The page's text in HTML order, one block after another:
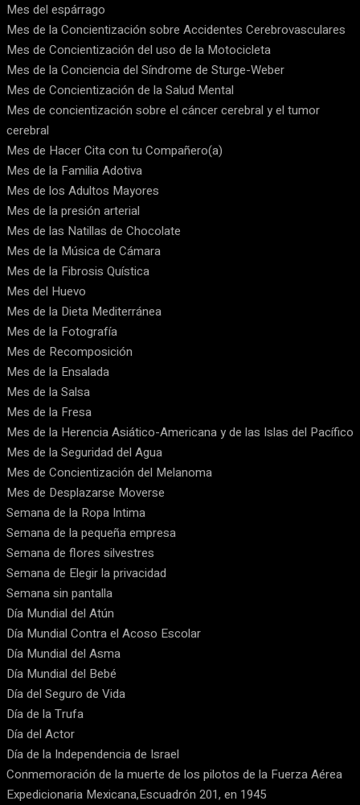
Mes del espárrago
Mes de la Concientización sobre Accidentes Cerebrovasculares
Mes de Concientización del uso de la Motocicleta
Mes de la Conciencia del Síndrome de Sturge-Weber
Mes de Concientización de la Salud Mental
Mes de concientización sobre el cáncer cerebral y el tumor
cerebral
Mes de Hacer Cita con tu Compañero(a)
Mes de la Familia Adotiva
Mes de los Adultos Mayores
Mes de la presión arterial
Mes de las Natillas de Chocolate
Mes de la Música de Cámara
Mes de la Fibrosis Quística
Mes del Huevo
Mes de la Dieta Mediterránea
Mes de la Fotografía
Mes de Recomposición
Mes de la Ensalada
Mes de la Salsa
Mes de la Fresa
Mes de la Herencia Asiático-Americana y de las Islas del Pacífico
Mes de la Seguridad del Agua
Mes de Concientización del Melanoma
Mes de Desplazarse Moverse
Semana de la Ropa Intima
Semana de la pequeña empresa
Semana de flores silvestres
Semana de Elegir la privacidad
Semana sin pantalla
Día Mundial del Atún
Día Mundial Contra el Acoso Escolar
Día Mundial del Asma
Día Mundial del Bebé
Día del Seguro de Vida
Día de la Trufa
Día del Actor
Día de la Independencia de Israel
Conmemoración de la muerte de los pilotos de la Fuerza Aérea
Expedicionaria Mexicana,Escuadrón 201, en 1945